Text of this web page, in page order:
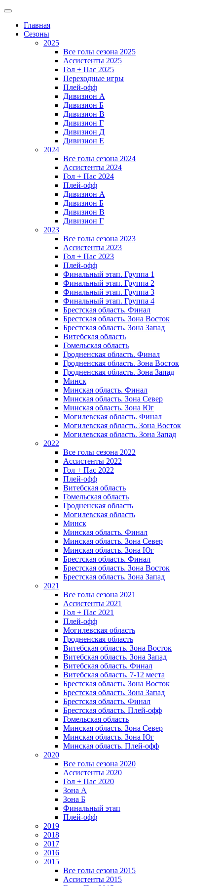
Главная
Сезоны
2025
Все голы сезона 2025
Ассистенты 2025
Гол + Пас 2025
Переходные игры
Плей-офф
Дивизион A
Дивизион Б
Дивизион В
Дивизион Г
Дивизион Д
Дивизион Е
2024
Все голы сезона 2024
Ассистенты 2024
Гол + Пас 2024
Плей-офф
Дивизион A
Дивизион Б
Дивизион В
Дивизион Г
2023
Все голы сезона 2023
Ассистенты 2023
Гол + Пас 2023
Плей-офф
Финальный этап. Группа 1
Финальный этап. Группа 2
Финальный этап. Группа 3
Финальный этап. Группа 4
Брестская область. Финал
Брестская область. Зона Восток
Брестская область. Зона Запад
Витебская область
Гомельская область
Гродненская область. Финал
Гродненская область. Зона Восток
Гродненская область. Зона Запад
Минск
Минская область. Финал
Минская область. Зона Север
Минская область. Зона Юг
Могилевская область. Финал
Могилевская область. Зона Восток
Могилевская область. Зона Запад
2022
Все голы сезона 2022
Ассистенты 2022
Гол + Пас 2022
Плей-офф
Витебская область
Гомельская область
Гродненская область
Могилевская область
Минск
Mинская область. Финал
Минская область. Зона Север
Минская область. Зона Юг
Брестская область. Финал
Брестская область. Зона Восток
Брестская область. Зона Запад
2021
Все голы сезона 2021
Ассистенты 2021
Гол + Пас 2021
Плей-офф
Могилевская область
Гродненская область
Витебская область. Зона Восток
Витебская область. Зона Запад
Витебская область. Финал
Витебская область. 7-12 места
Брестская область. Зона Восток
Брестская область. Зона Запад
Брестская область. Финал
Брестская область. Плей-офф
Гомельская область
Минская область. Зона Север
Минская область. Зона Юг
Минская область. Плей-офф
2020
Все голы сезона 2020
Ассистенты 2020
Гол + Пас 2020
Зона А
Зона Б
Финальный этап
Плей-офф
2019
2018
2017
2016
2015
Все голы сезона 2015
Ассистенты 2015